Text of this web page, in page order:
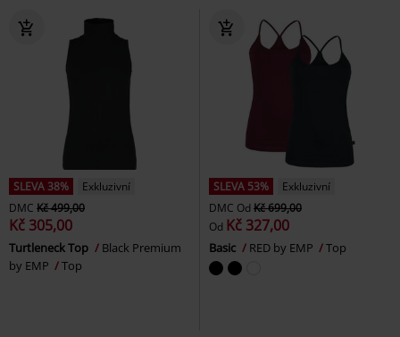
SLEVA 38%
Exkluzivní
DMC Kč 499,00
Kč 305,00
Turtleneck Top
Black Premium
by EMP
Top
SLEVA 53%
Exkluzivní
DMC Od Kč 699,00
Od Kč 327,00
Basic RED by EMP Top